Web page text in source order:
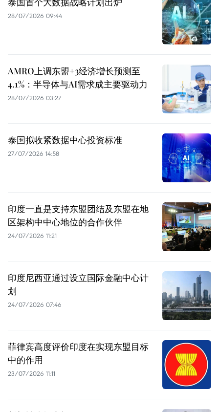
28/07/2026 09:44
AMRO上调东盟+3经济增长预测至
4.1%：半导体与AI需求成主要驱动力
28/07/2026 03:27
泰国拟收紧数据中心投资标准
27/07/2026 14:58
印度一直是支持东盟团结及东盟在地
区架构中中心地位的合作伙伴
24/07/2026 11:21
印度尼西亚通过设立国际金融中心计
划
24/07/2026 07:46
菲律宾高度评价印度在实现东盟目标
中的作用
23/07/2026 11:11